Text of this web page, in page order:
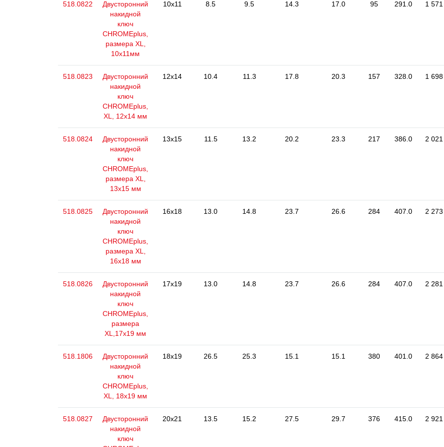
518.0822
Двусторонний
накидной
ключ
CHROMEplus,
размера XL,
10x11мм
10x11 8.5 9.5 14.3 17.0 95 291.0 1 571
518.0823
Двусторонний
накидной
ключ
CHROMEplus,
XL, 12x14 мм
12x14 10.4 11.3 17.8 20.3 157 328.0 1 698
518.0824
Двусторонний
накидной
ключ
CHROMEplus,
размера XL,
13х15 мм
13x15 11.5 13.2 20.2 23.3 217 386.0 2 021
518.0825
Двусторонний
накидной
ключ
CHROMEplus,
размера XL,
16х18 мм
16x18 13.0 14.8 23.7 26.6 284 407.0 2 273
518.0826
Двусторонний
накидной
ключ
CHROMEplus,
размера
XL,17х19 мм
17x19 13.0 14.8 23.7 26.6 284 407.0 2 281
518.1806
Двусторонний
накидной
ключ
CHROMEplus,
XL, 18x19 мм
18x19 26.5 25.3 15.1 15.1 380 401.0 2 864
518.0827
Двусторонний
накидной
ключ
20x21 13.5 15.2 27.5 29.7 376 415.0 2 921